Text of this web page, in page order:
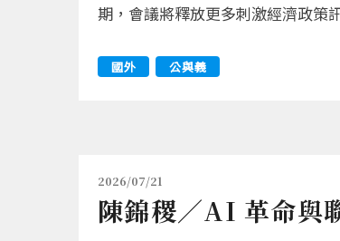
期，會議將釋放更多刺激經濟政策
國外 公與義
2026/07/21
陳錦稷／AI 革命與